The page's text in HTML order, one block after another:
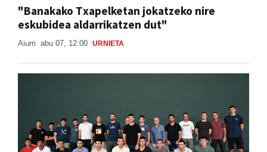
"Banakako Txapelketan jokatzeko nire
eskubidea aldarrikatzen dut"
Aiurri abu 07, 12:00 URNIETA